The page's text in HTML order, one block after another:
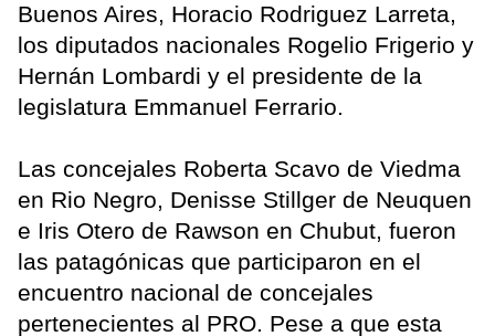
Buenos Aires, Horacio Rodriguez Larreta,
los diputados nacionales Rogelio Frigerio y
Hernán Lombardi y el presidente de la
legislatura Emmanuel Ferrario.
Las concejales Roberta Scavo de Viedma
en Rio Negro, Denisse Stillger de Neuquen
e Iris Otero de Rawson en Chubut, fueron
las patagónicas que participaron en el
encuentro nacional de concejales
pertenecientes al PRO. Pese a que esta